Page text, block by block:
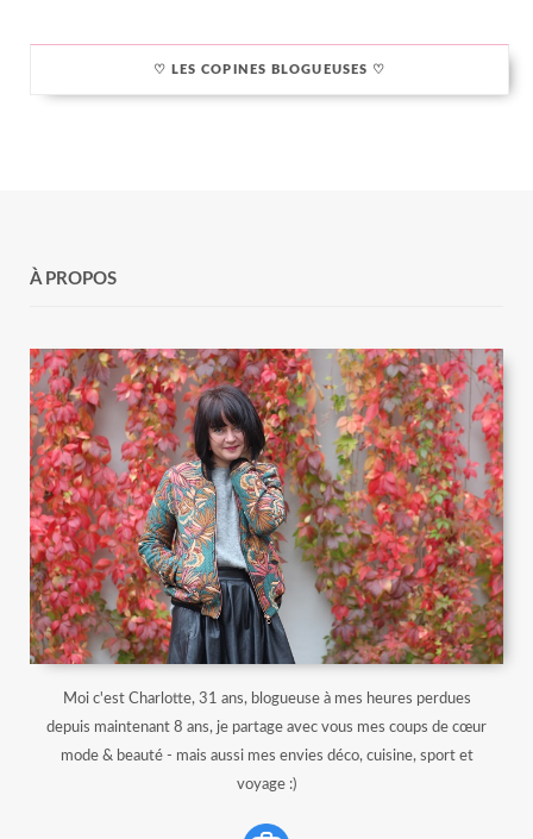
♡ LES COPINES BLOGUEUSES ♡
À PROPOS
Moi c'est Charlotte, 31 ans, blogueuse à mes heures perdues
depuis maintenant 8 ans, je partage avec vous mes coups de cœur
mode & beauté - mais aussi mes envies déco, cuisine, sport et
voyage :)